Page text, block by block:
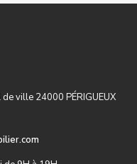
ville 24000 PÉRIGUEUX